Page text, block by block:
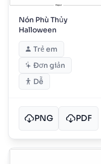
Nón Phù Thủy
Halloween
Trẻ em
Đơn giản
Dễ
PNG PDF